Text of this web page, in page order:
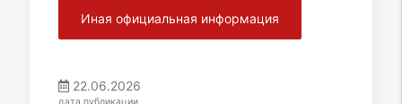
Иная официальная информация
22.06.2026